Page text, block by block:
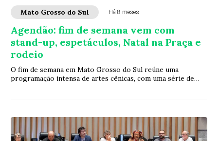
Mato Grosso do Sul Há 8 meses
Agendão: fim de semana vem com
stand-up, espetáculos, Natal na Praça e
rodeio
O fim de semana em Mato Grosso do Sul reúne uma
programação intensa de artes cênicas, com uma série de